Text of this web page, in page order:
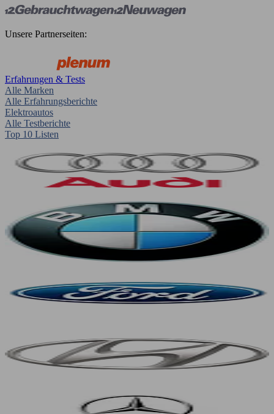
Unsere Partnerseiten:
Erfahrungen & Tests
Alle Marken
Alle Erfahrungsberichte
Elektroautos
Alle Testberichte
Top 10 Listen